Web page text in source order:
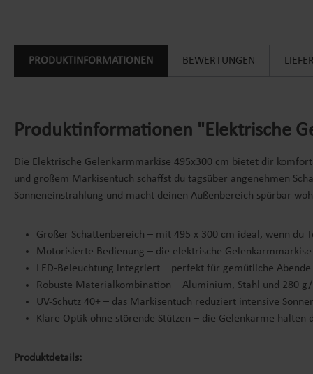
PRODUKTINFORMATIONEN BEWERTUNGEN
Produktinformationen "Elektrische
Die Elektrische Gelenkarmmarkise 495x300 cm bietet dir
und großem Markisentuch schaffst du tagsüber angenehmen
Sonneneinstrahlung und macht deinen Außenbereich spürbar
Großer Schattenbereich – mit 495 x 300 cm ideal, wenn du
Motorisierte Bedienung – die elektrische
LED-Beleuchtung integriert – perfekt für gemütliche
Robuste Materialkombination – Aluminium, Stahl und 280
UV-Schutz 40+ – das Markisentuch reduziert intensive
Klare Optik ohne störende Stützen – die Gelenkarme
Produktdetails: